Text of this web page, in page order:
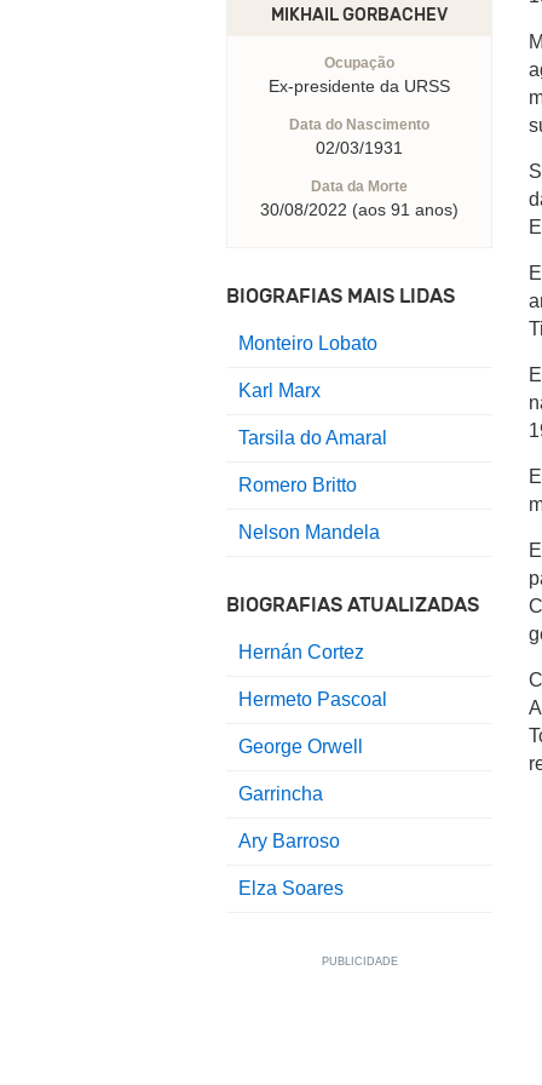
MIKHAIL GORBACHEV
Ocupação
Ex-presidente da URSS
Data do Nascimento
02/03/1931
Data da Morte
30/08/2022 (aos 91 anos)
BIOGRAFIAS MAIS LIDAS
Monteiro Lobato
Karl Marx
Tarsila do Amaral
Romero Britto
Nelson Mandela
BIOGRAFIAS ATUALIZADAS
Hernán Cortez
Hermeto Pascoal
George Orwell
Garrincha
Ary Barroso
Elza Soares